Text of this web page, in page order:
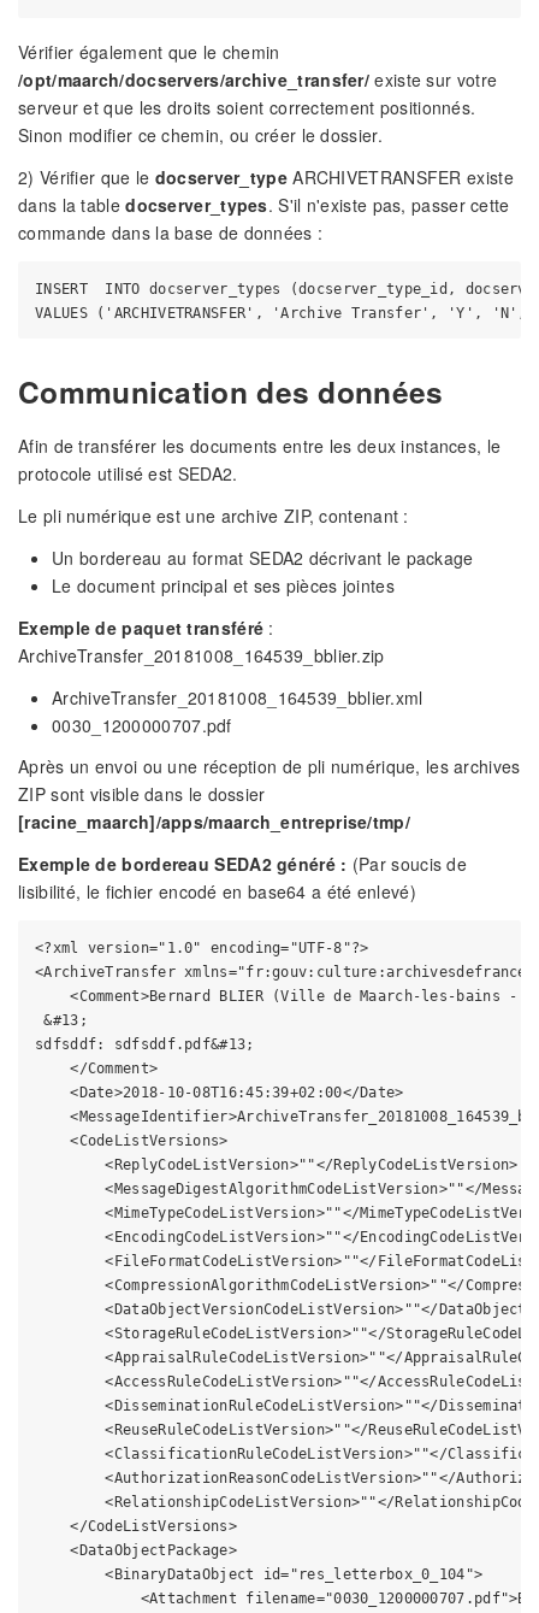
Vérifier également que le chemin
/opt/maarch/docservers/archive_transfer/ existe sur votre
serveur et que les droits soient correctement positionnés.
Sinon modifier ce chemin, ou créer le dossier.
2) Vérifier que le docserver_typeARCHIVETRANSFER existe
dans la tabledocserver_types. S'il n'existe pas, passer cette
commande dans la base de données :
INSERT  INTO docserver_types (docserver_type_id,
Communication des données
Afin de transférer les documents entre les deux instances, le
protocole utilisé est SEDA2.
Le pli numérique est une archive ZIP, contenant :
Un bordereau au format SEDA2 décrivant le package
Le document principal et ses pièces jointes
Exemple de paquet transféré :
ArchiveTransfer_20181008_164539_bblier.zip
ArchiveTransfer_20181008_164539_bblier.xml
0030_1200000707.pdf
Après un envoi ou une réception de pli numérique, les archives
ZIP sont visible dans le dossier
[racine_maarch]/apps/maarch_entreprise/tmp/
Exemple de bordereau SEDA2 généré : (Par soucis de
lisibilité, le fichier encodé en base64 a été enlevé)
<?xml version="1.0" encoding="UTF-8"?>
<ArchiveTransfer
<Comment>Bernard BLIER (Ville de Maarch-les-bains -
&#13;
sdfsddf: sdfsddf.pdf&#13;
    </Comment>
    <Date>2018-10-08T16:45:39+02:00</Date>
    <CodeListVersions>
        <ReplyCodeListVersion>""</ReplyCodeListVersion>
<MessageDigestAlgorithmCodeListVersion>""</
<MimeTypeCodeListVersion>""</
<EncodingCodeListVersion>""</
<FileFormatCodeListVersion>""</
<CompressionAlgorithmCodeListVersion>""</
<DataObjectVersionCodeListVersion>""</
<StorageRuleCodeListVersion>""</
<AppraisalRuleCodeListVersion>""</
<AccessRuleCodeListVersion>""</
<DisseminationRuleCodeListVersion>""</
<ReuseRuleCodeListVersion>""</
<ClassificationRuleCodeListVersion>""</
<AuthorizationReasonCodeListVersion>""</
<RelationshipCodeListVersion>""</
    </CodeListVersions>
    <DataObjectPackage>
        <BinaryDataObject id="res_letterbox_0_104">
<Attachment